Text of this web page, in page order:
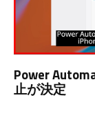
Power
止が決定